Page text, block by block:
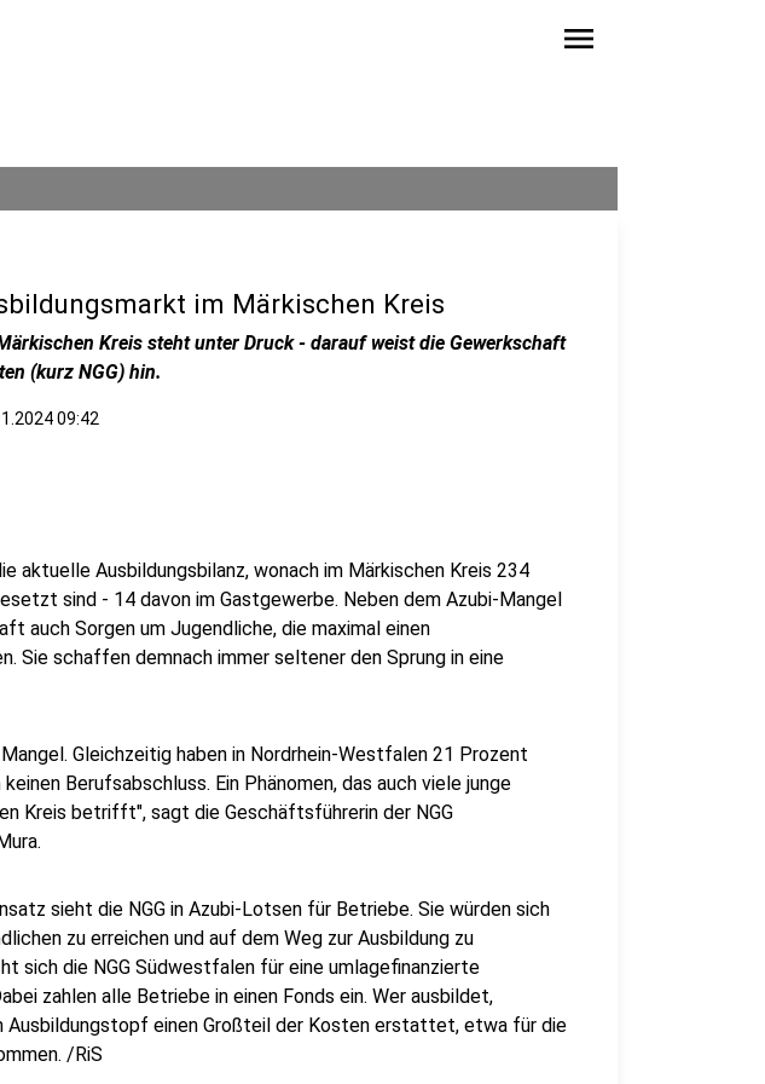
menu
im Märkischen Kreis
Kreis steht unter Druck - darauf weist die Gewerkschaft
(kurz NGG) hin.
09:42
aktuelle Ausbildungsbilanz, wonach im Märkischen Kreis 234
sind - 14 davon im Gastgewerbe. Neben dem Azubi-Mangel
auch Sorgen um Jugendliche, die maximal einen
Sie schaffen demnach immer seltener den Sprung in eine
Gleichzeitig haben in Nordrhein-Westfalen 21 Prozent
Berufsabschluss. Ein Phänomen, das auch viele junge
Kreis betrifft", sagt die Geschäftsführerin der NGG
sieht die NGG in Azubi-Lotsen für Betriebe. Sie würden sich
zu erreichen und auf dem Weg zur Ausbildung zu
sich die NGG Südwestfalen für eine umlagefinanzierte
zahlen alle Betriebe in einen Fonds ein. Wer ausbildet,
Ausbildungstopf einen Großteil der Kosten erstattet, etwa für die
/RiS